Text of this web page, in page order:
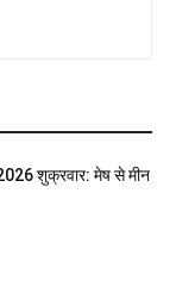
शुक्रवार: मेष से मीन